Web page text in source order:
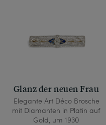
Glanz der neuen Frau
Elegante Art Déco Brosche
mit Diamanten in Platin auf
Gold, um 1930